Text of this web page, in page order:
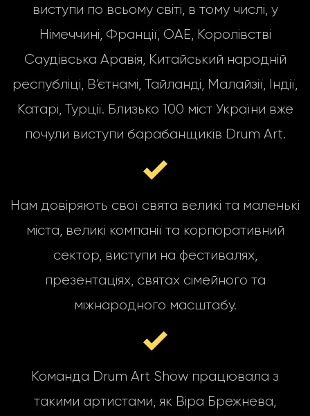
виступи по всьому світі, в тому числі, у
Німеччині, Франції, ОАЕ, Королівстві
Саудівська Аравія, Китайський народній
республіці, В’єтнамі, Тайланді, Малайзії, Індії,
Катарі, Турції. Близько 100 міст України вже
почули виступи барабанщиків Drum Art.
Нам довіряють свої свята великі та маленькі
міста, великі компанії та корпоративний
сектор, виступи на фестивалях,
презентаціях, святах сімейного та
міжнародного масштабу.
Команда Drum Art Show працювала з
такими артистами, як Віра Брежнева,